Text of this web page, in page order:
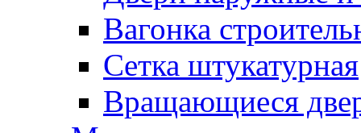
Вагонка
Сетка штукатурная
Вращающиеся